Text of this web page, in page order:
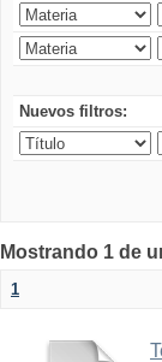
Nuevos filtros:
Mostrando 1 de
1